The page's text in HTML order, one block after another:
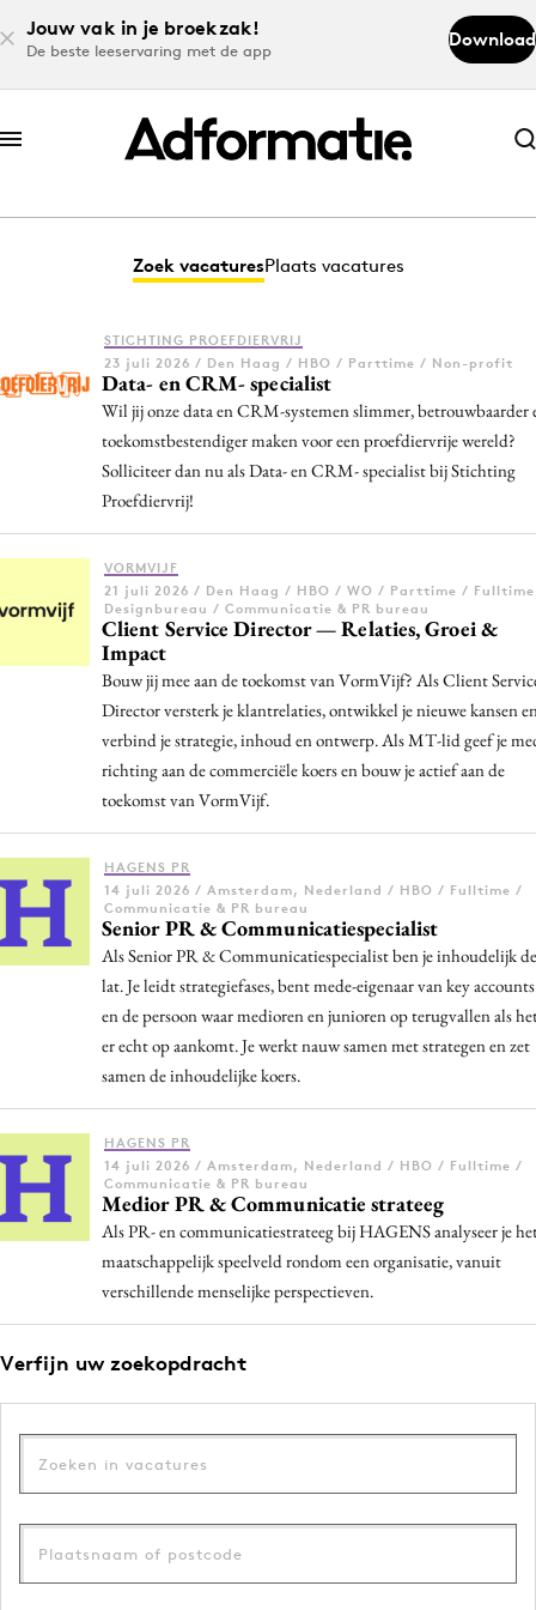
Jouw vak in je broekzak!
De beste leeservaring met de app
Download
Abonneer nu
Abonneer nu
Download de app
Volg het laatste nieuws via de Adformatie
Nieuws app
9 sept: GenAI-training
12 nov: MarketingLive!
Opleidingen
Vacatures
Academy
Partners
Artificial Intelligence
Campagnes
Carriere
Contentmarketing
Craft
Customer Experience
Effectiviteit
Gedragsverandering
Influencer marketing
Interne communicatie
Zoek vacaturesPlaats vacatures
STICHTING PROEFDIERVRIJ
23 juli 2026 / Den Haag / HBO / Parttime / Non-profit
Data- en CRM- specialist
Wil jij onze data en CRM-systemen slimmer, betrouwbaarder
toekomstbestendiger maken voor een proefdiervrije wereld?
Solliciteer dan nu als Data- en CRM- specialist bij Stichting
Proefdiervrij!
VORMVIJF
21 juli 2026 / Den Haag / HBO / WO / Parttime /
Designbureau / Communicatie & PR bureau
Client Service Director — Relaties, Groei &
Impact
Bouw jij mee aan de toekomst van VormVijf? Als Client
Director versterk je klantrelaties, ontwikkel je nieuwe kansen
verbind je strategie, inhoud en ontwerp. Als MT-lid geef je
richting aan de commerciële koers en bouw je actief aan de
toekomst van VormVijf.
HAGENS PR
14 juli 2026 / Amsterdam, Nederland / HBO / Fulltime /
Communicatie & PR bureau
Senior PR & Communicatiespecialist
Als Senior PR & Communicatiespecialist ben je inhoudelijk de
lat. Je leidt strategiefases, bent mede-eigenaar van key accounts
en de persoon waar medioren en junioren op terugvallen als
er echt op aankomt. Je werkt nauw samen met strategen en zet
samen de inhoudelijke koers.
HAGENS PR
14 juli 2026 / Amsterdam, Nederland / HBO / Fulltime /
Communicatie & PR bureau
Medior PR & Communicatie strateeg
Als PR- en communicatiestrateeg bij HAGENS analyseer je
maatschappelijk speelveld rondom een organisatie, vanuit
verschillende menselijke perspectieven.
Verfijn uw zoekopdracht